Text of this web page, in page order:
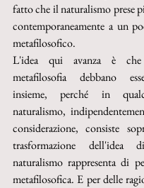
fatto che il naturalismo prese
contemporaneamente a un
metafilosofico.
L'idea qui avanza è
metafilosofia debbano
insieme, perché in
naturalismo,
considerazione, consiste
trasformazione
naturalismo rappresenta di
metafilosofica. E per delle